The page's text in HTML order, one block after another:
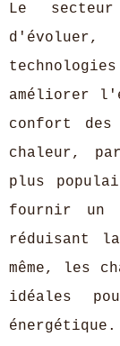
Le
améliorer
confort
chaleur,
plus
fournir un
réduisant la
même, les
idéales
énergétique.